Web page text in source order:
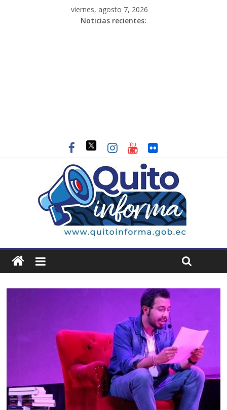
viernes, agosto 7, 2026
Noticias recientes: